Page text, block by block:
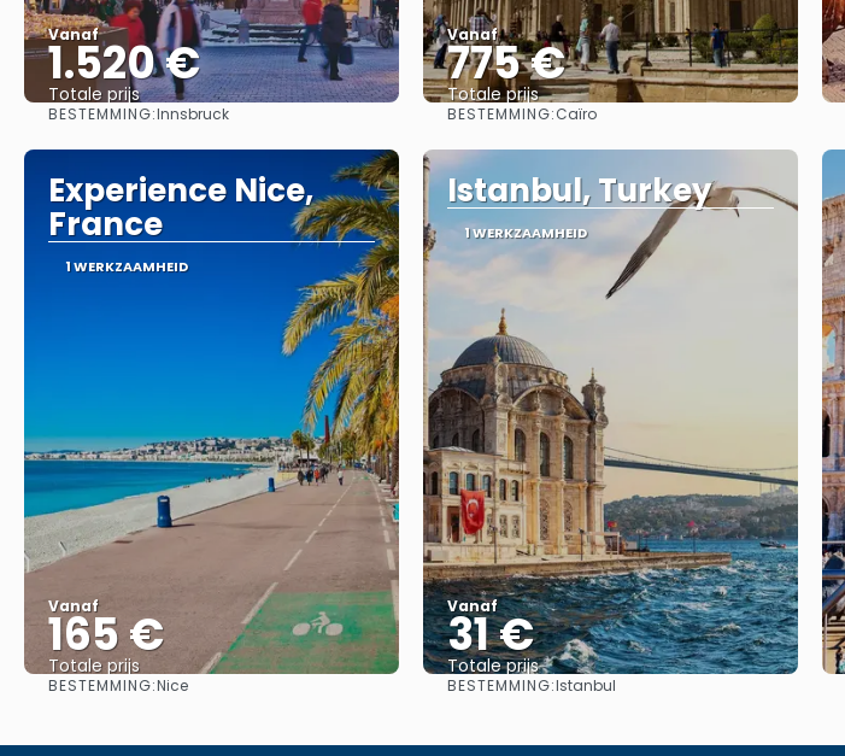
Vanaf
1.520 €
Totale prijs
Bekijk
BESTEMMING:Innsbruck
Vanaf
775 €
Totale prijs
Bekijk
BESTEMMING:Caïro
Experience Nice,
France
1 WERKZAAMHEID
Vanaf
165 €
Totale prijs
BESTEMMING:Nice
Istanbul, Turkey
1 WERKZAAMHEID
Vanaf
31 €
Totale prijs
Bekijk
BESTEMMING:Istanbul